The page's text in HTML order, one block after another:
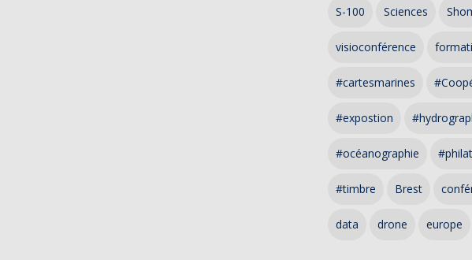
S-100 Sciences
visioconférence
#cartesmarines
#expostion
#océanographie
#timbre Brest
data drone europe